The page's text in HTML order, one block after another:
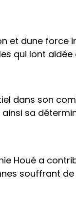
et dune force
qui lont
dans son
sa
Houé a
souffrant